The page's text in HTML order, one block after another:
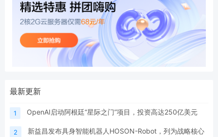
最新更新
1 OpenAI启动阿根廷“星际之门”项目，投资高达250亿美元
2 新益昌发布具身智能机器人HOSON-Robot，列为战略核心